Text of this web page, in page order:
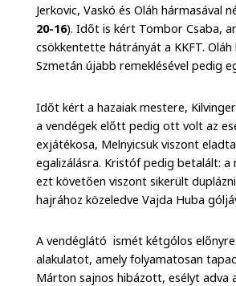
Jerkovic, Vaskó és Oláh
20-16). Időt is kért Tombor Csaba,
csökkentette hátrányát a KKFT.
Szmetán újabb remeklésével pedig
Időt kért a hazaiak mestere,
a vendégek előtt pedig ott volt az
exjátékosa, Melnyicsuk viszont
egalizálásra. Kristóf pedig betalált: a
ezt követően viszont sikerült
hajrához közeledve Vajda Huba
A vendéglátó ismét kétgólos
alakulatot, amely folyamatosan
Márton sajnos hibázott, esélyt adva